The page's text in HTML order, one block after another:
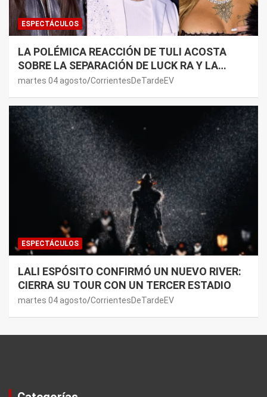
ESPECTÁCULOS
LA POLÉMICA REACCIÓN DE TULI ACOSTA
SOBRE LA SEPARACIÓN DE LUCK RA Y LA
JOAQUI: “¿MI VERDAD?”
martes 04 agosto CorrientesDeTardeEV
ESPECTÁCULOS
LALI ESPÓSITO CONFIRMÓ UN NUEVO RIVER:
CIERRA SU TOUR CON UN TERCER ESTADIO
martes 04 agosto CorrientesDeTardeEV